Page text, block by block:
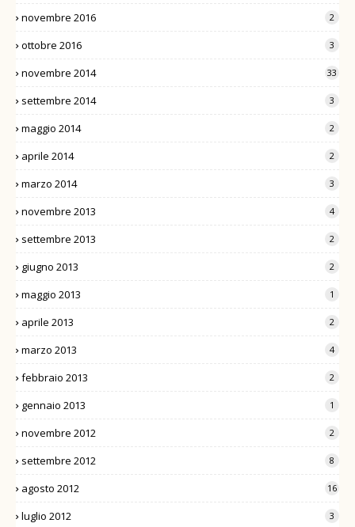
novembre 2016 2
ottobre 2016 3
novembre 2014 33
settembre 2014 3
maggio 2014 2
aprile 2014 2
marzo 2014 3
novembre 2013 4
settembre 2013 2
giugno 2013 2
maggio 2013 1
aprile 2013 2
marzo 2013 4
febbraio 2013 2
gennaio 2013 1
novembre 2012 2
settembre 2012 8
agosto 2012 16
luglio 2012 3